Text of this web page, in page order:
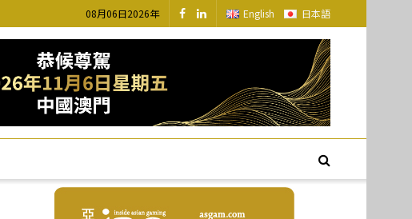
08月06日2026年 English 日本語